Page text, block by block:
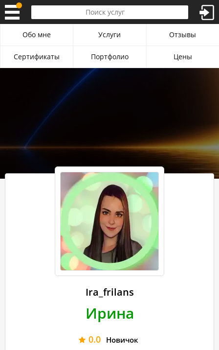
Ira_frilans
Ирина
0.0 Новичок
Обо мне Услуги Отзывы
Сертификаты Портфолио Цены